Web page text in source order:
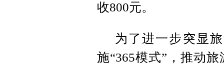
收800元。
为了进一步突显
施“365模式”，推动